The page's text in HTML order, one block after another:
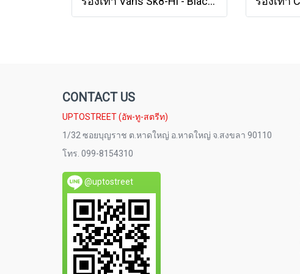
CONTACT US
UPTOSTREET (อัพ-ทู-สตรีท)
1/32 ซอยบุญราช ต.หาดใหญ่ อ.หาดใหญ่ จ.สงขลา 90110
โทร. 099-8154310
@uptostreet